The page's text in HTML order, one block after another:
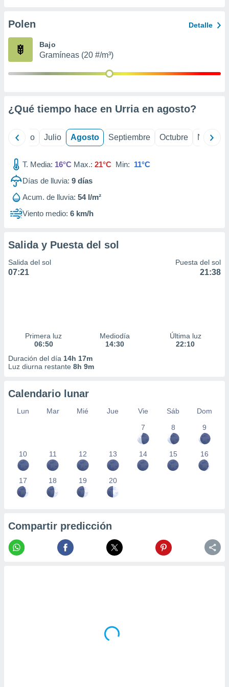
e
mediante
de
Polen Detalle
Bajo
Gramíneas (20 #/m³)
¿Qué tiempo hace en Urria en agosto?
Junio Julio Agosto Septiembre Octubre
T. Media: 16°C Max.: 21°C Min: 11°C
Días de lluvia: 9 días
Acum. de lluvia: 54 l/m²
Viento medio: 6 km/h
Salida y Puesta del sol
Salida del sol
07:21
Puesta del sol
21:38
Primera luz
06:50
Mediodía
14:30
Última luz
22:10
Duración del día 14h 17m
Luz diurna restante 8h 9m
Calendario lunar
Lun Mar Mié Jue Vie Sáb
Dom
7
8 9
10 11 12 13 14 15 16
17 18 19 20
Compartir predicción